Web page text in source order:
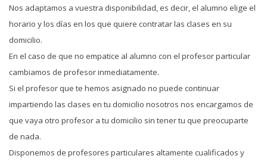
Nos adaptamos a vuestra disponibilidad, es decir, el alumno elige el
horario y los días en los que quiere contratar las clases en su
domicilio.
En el caso de que no empatice al alumno con el profesor particular
cambiamos de profesor inmediatamente.
Si el profesor que te hemos asignado no puede continuar
impartiendo las clases en tu domicilio nosotros nos encargamos de
que vaya otro profesor a tu domicilio sin tener tu que preocuparte
de nada.
Disponemos de profesores particulares altamente cualificados y